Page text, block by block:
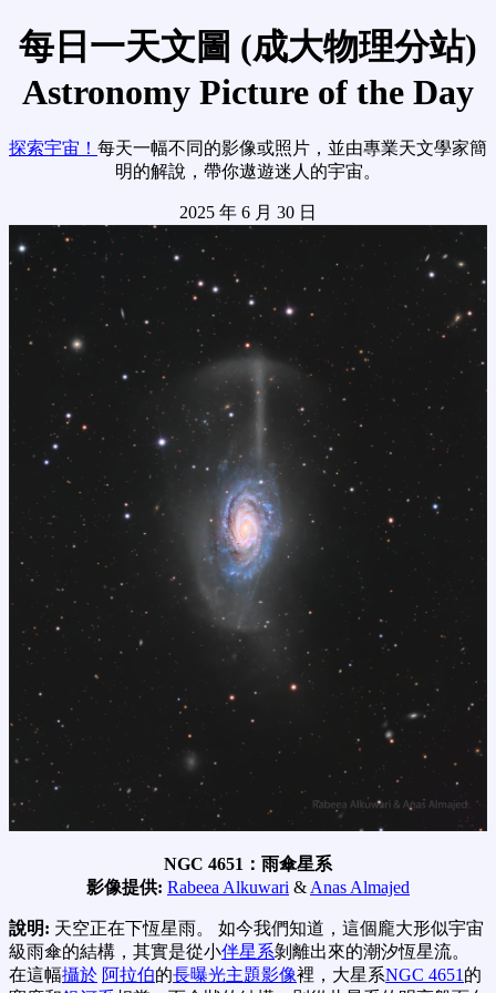
每日一天文圖 (成大物理分站)
Astronomy Picture of the Day
探索宇宙！ 每天一幅不同的影像或照片，並由專業天文學家簡
明的解說，帶你遨遊迷人的宇宙。
2025 年 6 月 30 日
NGC 4651：雨傘星系
影像提供: Rabeea Alkuwari & Anas Almajed
說明: 天空正在下恆星雨。 如今我們知道，這個龐大形似宇宙
級雨傘的結構，其實是從小伴星系剝離出來的潮汐恆星流。
在這幅攝於 阿拉伯的長曝光主題影像裡，大星系NGC 4651 的